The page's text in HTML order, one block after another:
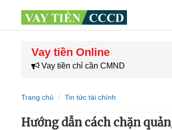
Vay tiền Online
Vay tiền chỉ cần CMND
Trang chủ Tin tức tài chính
Hướng dẫn cách chặn